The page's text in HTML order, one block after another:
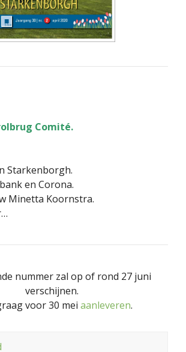
Comité.
Starkenborgh.
en Corona.
Minetta Koornstra.
nummer zal op of rond 27 juni
verschijnen.
voor 30 mei aanleveren.